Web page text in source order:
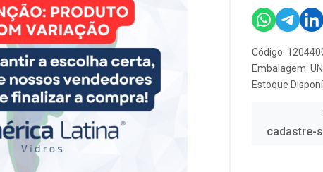
Código:
Embalagem:
Estoque
cadastre-